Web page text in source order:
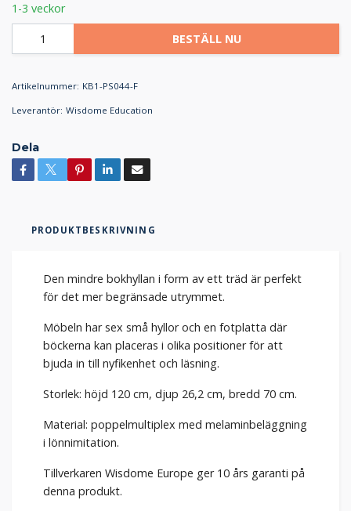
1-3 veckor
BESTÄLL NU
Artikelnummer: KB1-PS044-F
Leverantör: Wisdome Education
Dela
PRODUKTBESKRIVNING
Den mindre bokhyllan i form av ett träd är perfekt
för det mer begränsade utrymmet.
Möbeln har sex små hyllor och en fotplatta där
böckerna kan placeras i olika positioner för att
bjuda in till nyfikenhet och läsning.
Storlek: höjd 120 cm, djup 26,2 cm, bredd 70 cm.
Material: poppelmultiplex med melaminbeläggning
i lönnimitation.
Tillverkaren Wisdome Europe ger 10 års garanti på
denna produkt.